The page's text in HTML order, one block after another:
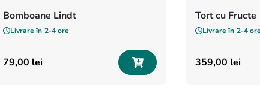
Bomboane Lindt
Livrare în 2-4 ore
79,00 lei
Tort cu Fructe
Livrare în 2-4 ore
359,00 lei